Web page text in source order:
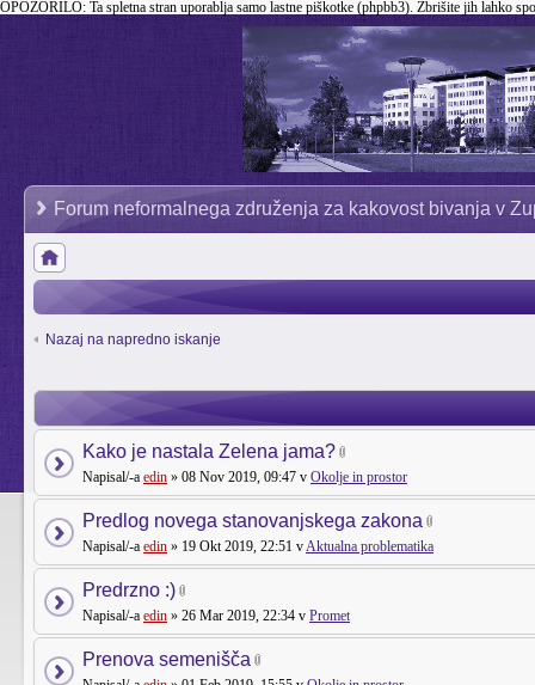
OPOZORILO: Ta spletna stran uporablja samo lastne piškotke (phpbb3). Zbrišite jih lahko
Forum neformalnega združenja za kakovost bivanja v
Nazaj na napredno iskanje
Kako je nastala Zelena jama?
Napisal/-a edin » 08 Nov 2019, 09:47 v Okolje in prostor
Predlog novega stanovanjskega zakona
Napisal/-a edin » 19 Okt 2019, 22:51 vAktualna problematika
Predrzno :)
Napisal/-a edin » 26 Mar 2019, 22:34 v Promet
Prenova semenišča